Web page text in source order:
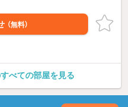
（無料）
べての部屋を見る